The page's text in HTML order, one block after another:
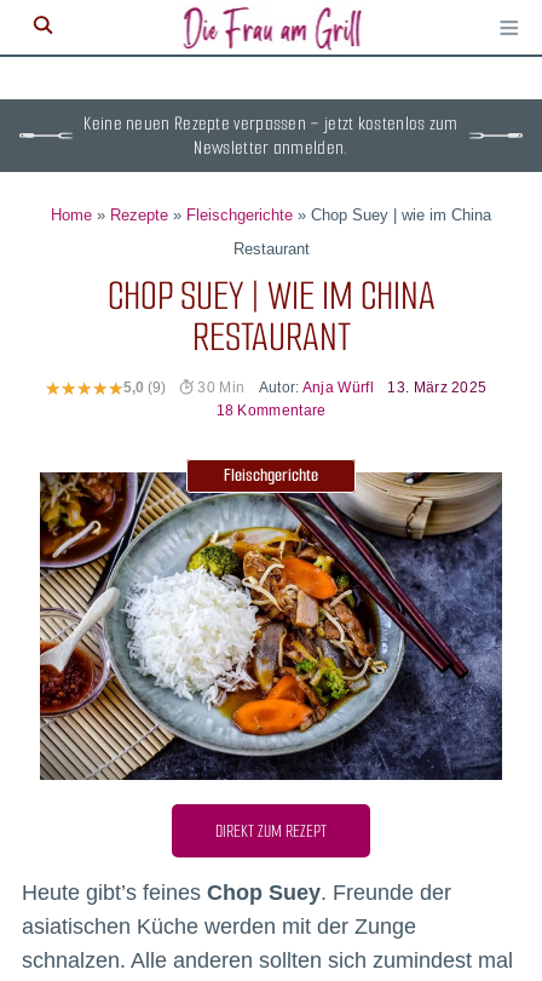
≡
Keine neuen Rezepte verpassen – jetzt kostenlos zum
Newsletter anmelden.
Home » Rezepte » Fleischgerichte » Chop Suey | wie im China
Restaurant
CHOP SUEY | WIE IM CHINA
RESTAURANT
5,0 (9) 30 Min Autor: Anja Würfl
13. März 2025
18 Kommentare
Fleischgerichte
DIREKT ZUM REZEPT
Heute gibt’s feines Chop Suey. Freunde der
asiatischen Küche werden mit der Zunge
schnalzen. Alle anderen sollten sich zumindest mal